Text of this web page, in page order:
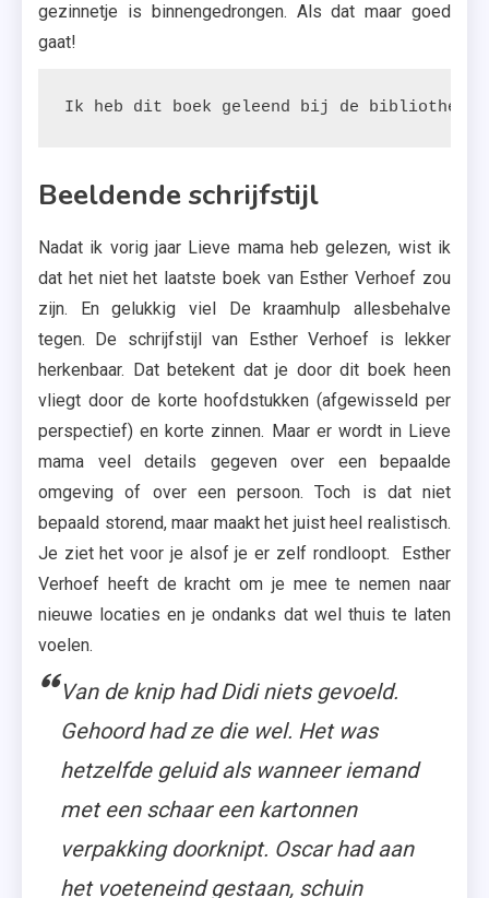
gezinnetje is binnengedrongen. Als dat maar goed
gaat!
Ik heb dit boek geleend bij de bibliotheek.
Beeldende schrijfstijl
Nadat ik vorig jaar Lieve mama heb gelezen, wist ik
dat het niet het laatste boek van Esther Verhoef zou
zijn. En gelukkig viel De kraamhulp allesbehalve
tegen. De schrijfstijl van Esther Verhoef is lekker
herkenbaar. Dat betekent dat je door dit boek heen
vliegt door de korte hoofdstukken (afgewisseld per
perspectief) en korte zinnen. Maar er wordt in Lieve
mama veel details gegeven over een bepaalde
omgeving of over een persoon. Toch is dat niet
bepaald storend, maar maakt het juist heel realistisch.
Je ziet het voor je alsof je er zelf rondloopt. Esther
Verhoef heeft de kracht om je mee te nemen naar
nieuwe locaties en je ondanks dat wel thuis te laten
voelen.
Van de knip had Didi niets gevoeld.
Gehoord had ze die wel. Het was
hetzelfde geluid als wanneer iemand
met een schaar een kartonnen
verpakking doorknipt. Oscar had aan
het voeteneind gestaan, schuin